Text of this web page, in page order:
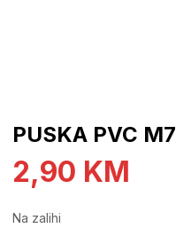
PUSKA PVC M7
2,90 KM
Na zalihi